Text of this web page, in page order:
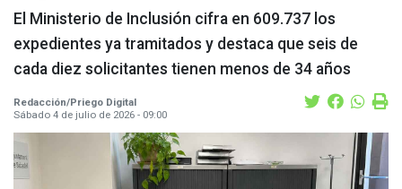
El Ministerio de Inclusión cifra en 609.737 los
expedientes ya tramitados y destaca que seis de
cada diez solicitantes tienen menos de 34 años
Redacción/Priego Digital
Sábado 4 de julio de 2026 - 09:00